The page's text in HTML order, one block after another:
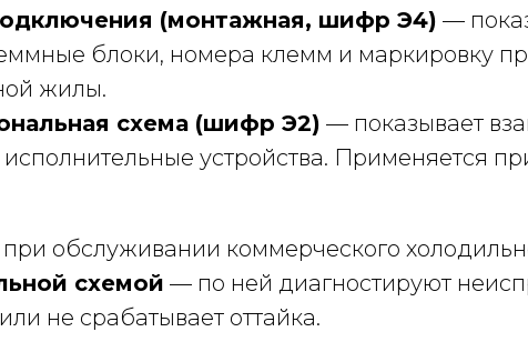
(монтажная, шифр Э4) —
блоки, номера клемм и маркировку
жилы.
схема (шифр Э2) — показывает
исполнительные устройства. Применяется
обслуживании коммерческого
схемой — по ней диагностируют
не срабатывает оттайка.